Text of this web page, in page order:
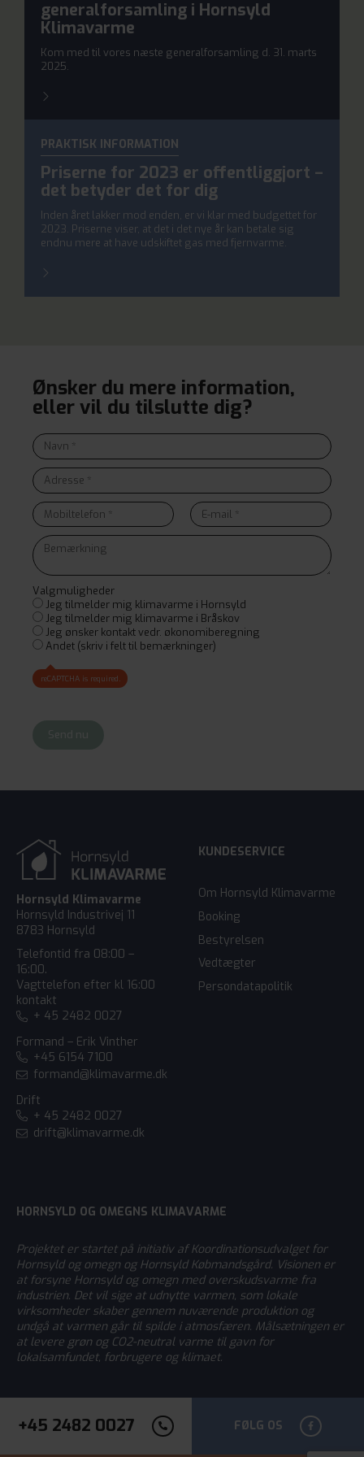
generalforsamling i Hornsyld
Klimavarme
Kom med til vores næste generalforsamling d. 31. marts
2025.
PRAKTISK INFORMATION
Priserne for 2023 er offentliggjort –
det betyder det for dig
Inden året lakker mod enden, er vi klar med budgettet for
2023. Priserne viser, at det i det nye år kan betale sig
endnu mere at have udskiftet gas med fjernvarme.
Ønsker du mere information,
eller vil du tilslutte dig?
Valgmuligheder
Jeg tilmelder mig klimavarme i Hornsyld
Jeg tilmelder mig klimavarme i Bråskov
Jeg ønsker kontakt vedr. økonomiberegning
Andet (skriv i felt til bemærkninger)
reCAPTCHA is required.
Hornsyld Klimavarme
Hornsyld Industrivej 11
8783 Hornsyld
Telefontid fra 08:00 –
16:00.
Vagttelefon efter kl 16:00
kontakt
+ 45 2482 0027
Formand – Erik Vinther
+45 6154 7100
formand@klimavarme.dk
Drift
+ 45 2482 0027
drift@klimavarme.dk
HORNSYLD OG OMEGNS KLIMAVARME
Projektet er startet på initiativ af Koordinationsudvalget for
Hornsyld og omegn og Hornsyld Købmandsgård. Visionen er
at forsyne Hornsyld og omegn med overskudsvarme fra
industrien. Det vil sige at udnytte varmen, som lokale
virksomheder skaber gennem nuværende produktion og
undgå at varmen går til spilde i atmosfæren. Målsætningen er
at levere grøn og CO2-neutral varme til gavn for
lokalsamfundet, forbrugere og klimaet.
KUNDESERVICE
Om Hornsyld Klimavarme
Booking
Bestyrelsen
Vedtægter
Persondatapolitik
+45 2482 0027 FØLG OS